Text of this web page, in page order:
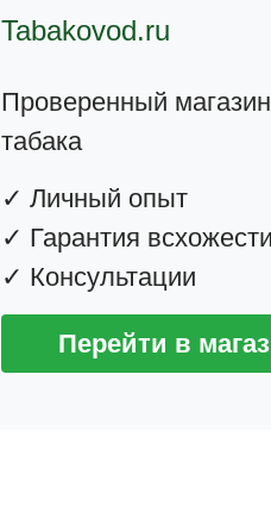
Tabakovod.ru
Проверенный
табака
✓ Личный опыт
✓ Гарантия всхожести
✓ Консультации
Перейти в